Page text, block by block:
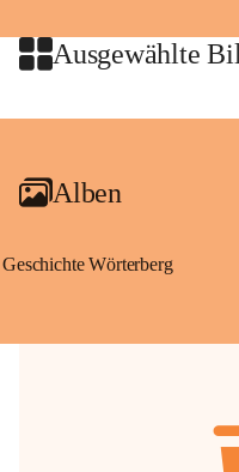
🔏 Zum Schutz unseres
Erinnerungen, die dazu
Ausgewählte
Alben
Geschichte Wörterberg